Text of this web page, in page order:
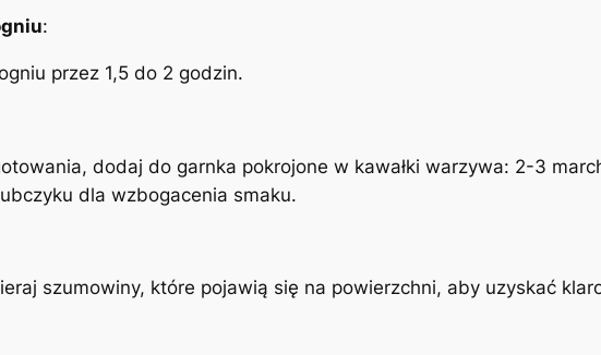
:
przez 1,5 do 2 godzin.
dodaj do garnka pokrojone w kawałki warzywa: 2-3
dla wzbogacenia smaku.
szumowiny, które pojawią się na powierzchni, aby uzyskać